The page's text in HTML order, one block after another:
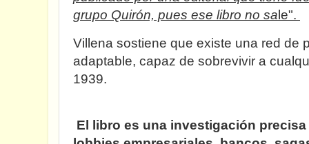
grupo Quirón, pues ese libro no sa le".
Villena sostiene que existe una red de
adaptable, capaz de sobrevivir a
El libro es una investigación